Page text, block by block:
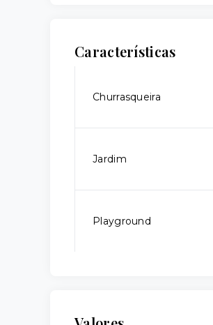
Características
Churrasqueira
Jardim
Playground